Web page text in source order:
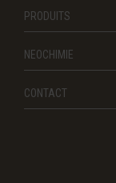
PRODUITS
NEOCHIMIE
CONTACT